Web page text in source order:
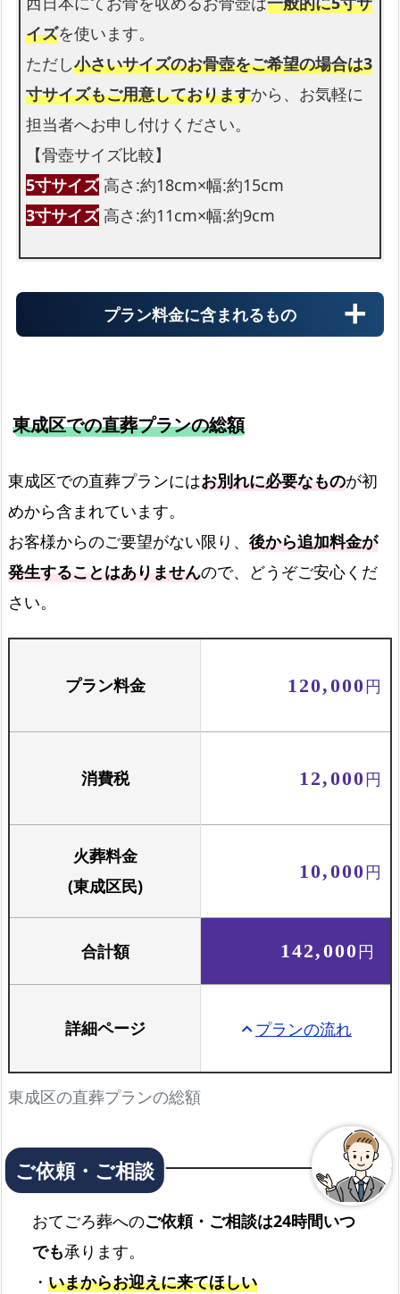
イズを使います。
ただし小さいサイズのお骨壺をご希望の場合は3
寸サイズもご用意しておりますから、お気軽に
担当者へお申し付けください。
【骨壺サイズ比較】
5寸サイズ 高さ:約18cm×幅:約15cm
3寸サイズ 高さ:約11cm×幅:約9cm
プラン料金に含まれるもの
霊柩車
火葬場までの霊柩費用
火葬場でのご案内
お骨壺セット
骨壺と骨箱のセットです
東成区での直葬プランの総額
東成区での直葬プランにはお別れに必要なものが初
めから含まれています。
お客様からのご要望がない限り、 後から追加料金が
発生することはありませんので、どうぞご安心くだ
さい。
東成区の直葬プランの総額
プラン料金 120,000円
消費税 12,000円
火葬料金
(東成区民)
10,000円
合計額 142,000円
詳細ページ keyboard_arrow_upプランの流れ
おてごろ葬へのご依頼・ご相談は24時間いつ
でも承ります。
・ いまからお迎えに来てほしい